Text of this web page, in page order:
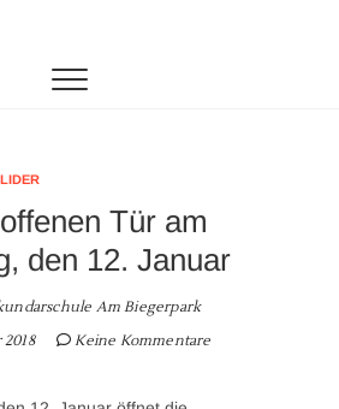
Tür am
den 12. Januar
Am Biegerpark
Keine Kommentare